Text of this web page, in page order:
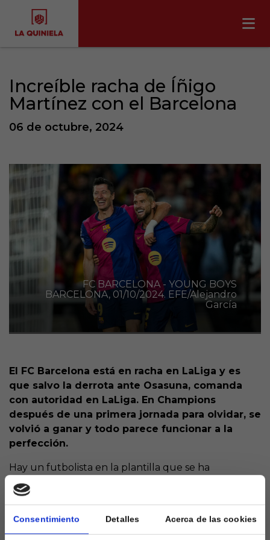
Consentimiento Detalles Acerca de las cookies
Increíble racha de Íñigo
Martínez con el Barcelona
06 de octubre, 2024
FC BARCELONA - YOUNG BOYS
BARCELONA, 01/10/2024. EFE/Alejandro
García
El FC Barcelona está en racha en LaLiga y es
que salvo la derrota ante Osasuna, comanda
con autoridad en LaLiga. En Champions
después de una primera jornada para olvidar, se
volvió a ganar y todo parece funcionar a la
perfección.
Hay un futbolista en la plantilla que se ha
convertido en un talismán para el club azulgrana
revisando las estadísticas. Ese es Íñigo Martínez, que
de Hansi Flick, ha conseguido hacerse con la